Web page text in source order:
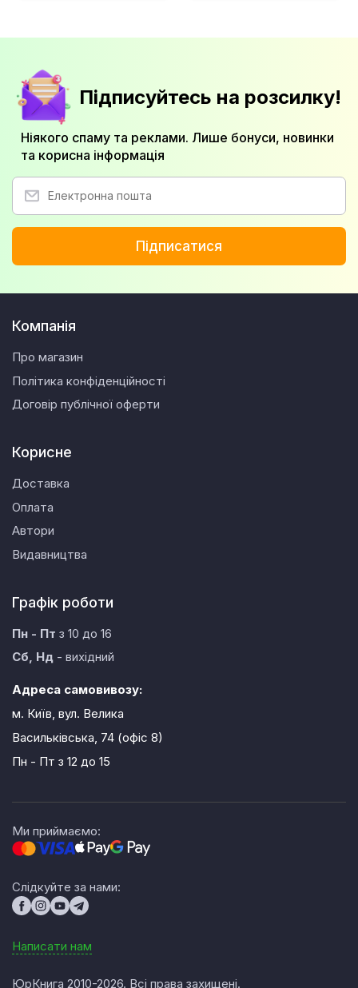
Підписуйтесь на розсилку!
Ніякого спаму та реклами. Лише бонуси, новинки
та корисна інформація
Підписатися
Компанія
Про магазин
Політика конфіденційності
Договір публічної оферти
Корисне
Доставка
Оплата
Автори
Видавництва
Графік роботи
Пн - Пт з 10 до 16
Сб, Нд - вихідний
Адреса самовивозу:
м. Київ, вул. Велика
Васильківська, 74 (офіс 8)
Пн - Пт з 12 до 15
Ми приймаємо:
Слідкуйте за нами:
Написати нам
ЮрКнига 2010-2026. Всі права захищені.